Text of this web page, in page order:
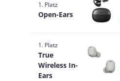
1. Platz
Open-Ears
1. Platz
True
Wireless In-
Ears